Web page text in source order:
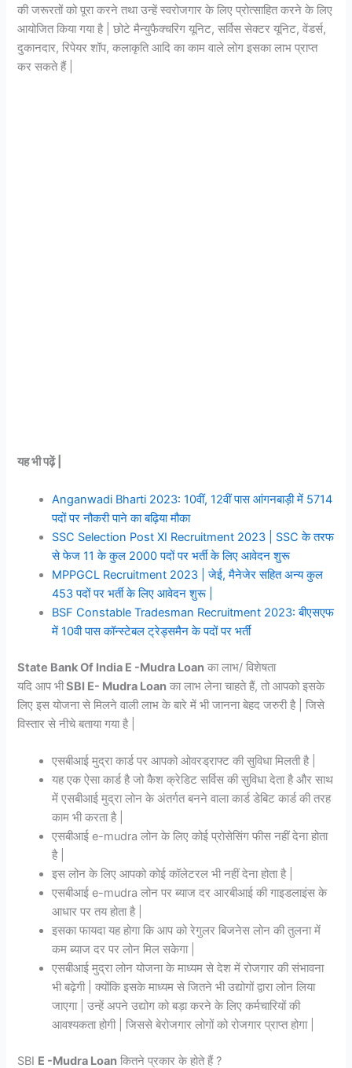
की जरूरतों को पूरा करने तथा उन्हें स्वरोजगार के लिए प्रोत्साहित करने के लिए
आयोजित किया गया है | छोटे मैन्युफैक्चरिंग यूनिट, सर्विस सेक्टर यूनिट, वेंडर्स,
दुकानदार, रिपेयर शॉप, कलाकृति आदि का काम वाले लोग इसका लाभ प्राप्त
कर सकते हैं |
यह भी पढ़ें |
Anganwadi Bharti 2023: 10वीं, 12वीं पास आंगनबाड़ी में 5714
पदों पर नौकरी पाने का बढ़िया मौका
SSC Selection Post XI Recruitment 2023 | SSC के तरफ
से फेज 11 के कुल 2000 पदों पर भर्ती के लिए आवेदन शुरू
MPPGCL Recruitment 2023 | जेई, मैनेजेर सहित अन्य कुल
453 पदों पर भर्ती के लिए आवेदन शुरू |
BSF Constable Tradesman Recruitment 2023: बीएसएफ
में 10वी पास कॉन्स्टेबल ट्रेड्समैन के पदों पर भर्ती
State Bank Of India E -Mudra Loan का लाभ/ विशेषता
यदि आप भीSBI E- Mudra Loan का लाभ लेना चाहते हैं, तो आपको इसके
लिए इस योजना से मिलने वाली लाभ के बारे में भी जानना बेहद जरुरी है | जिसे
विस्तार से नीचे बताया गया है |
एसबीआई मुद्रा कार्ड पर आपको ओवरड्राफ्ट की सुविधा मिलती है |
यह एक ऐसा कार्ड है जो कैश क्रेडिट सर्विस की सुविधा देता है और साथ
में एसबीआई मुद्रा लोन के अंतर्गत बनने वाला कार्ड डेबिट कार्ड की तरह
काम भी करता है |
एसबीआई e-mudra लोन के लिए कोई प्रोसेसिंग फीस नहीं देना होता
है |
इस लोन के लिए आपको कोई कॉलेटरल भी नहीं देना होता है |
एसबीआई e-mudra लोन पर ब्याज दर आरबीआई की गाइडलाइंस के
आधार पर तय होता है |
इसका फायदा यह होगा कि आप को रेगुलर बिजनेस लोन की तुलना में
कम ब्याज दर पर लोन मिल सकेगा |
एसबीआई मुद्रा लोन योजना के माध्यम से देश में रोजगार की संभावना
भी बढ़ेगी | क्योंकि इसके माध्यम से जितने भी उद्योगों द्वारा लोन लिया
जाएगा | उन्हें अपने उद्योग को बड़ा करने के लिए कर्मचारियों की
आवश्यकता होगी | जिससे बेरोजगार लोगों को रोजगार प्राप्त होगा |
SBI E -Mudra Loan कितने प्रकार के होते हैं ?